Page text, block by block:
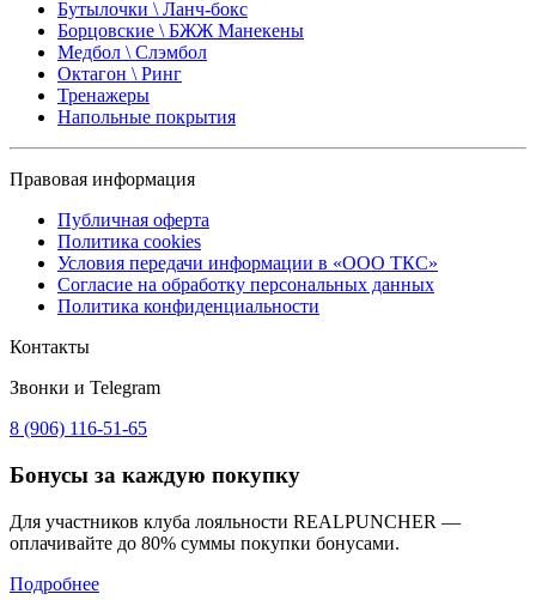
Бутылочки \ Ланч-бокс
Борцовские \ БЖЖ Манекены
Медбол \ Слэмбол
Октагон \ Ринг
Тренажеры
Напольные покрытия
Правовая информация
Публичная оферта
Политика cookies
Условия передачи информации в «ООО ТКС»
Согласие на обработку персональных данных
Политика конфиденциальности
Контакты
Звонки и Telegram
8 (906) 116-51-65
Бонусы за каждую покупку
Для участников клуба лояльности REALPUNCHER —
оплачивайте до 80% суммы покупки бонусами.
Подробнее